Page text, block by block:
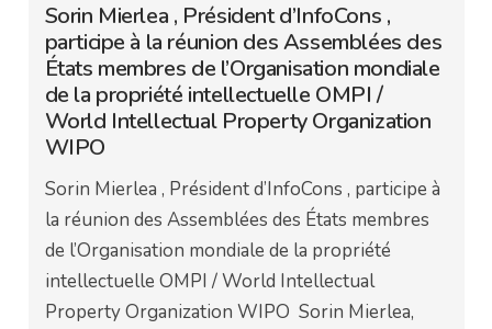
Sorin Mierlea , Président d’InfoCons ,
participe à la réunion des Assemblées des
États membres de l’Organisation mondiale
de la propriété intellectuelle OMPI /
World Intellectual Property Organization
WIPO
Sorin Mierlea , Président d’InfoCons , participe à
la réunion des Assemblées des États membres
de l’Organisation mondiale de la propriété
intellectuelle OMPI / World Intellectual
Property Organization WIPO Sorin Mierlea,